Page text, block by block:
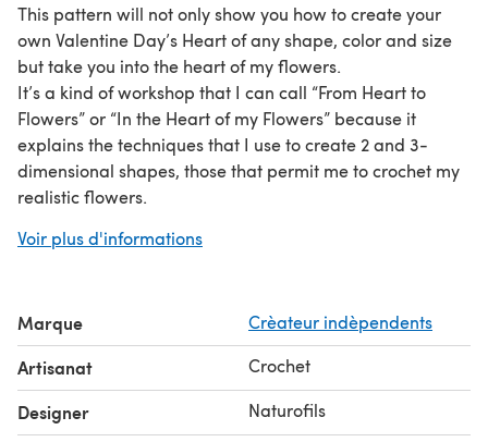
This pattern will not only show you how to create your
own Valentine Day’s Heart of any shape, color and size
but take you into the heart of my flowers.
It’s a kind of workshop that I can call “From Heart to
Flowers” or “In the Heart of my Flowers” because it
explains the techniques that I use to create 2 and 3-
dimensional shapes, those that permit me to crochet my
realistic flowers.
want (and it can keep it perfectly), how to embellish it
Any yarn or threads can be used.
Voir plus d'informations
Marque Crèateur indèpendents
Artisanat Crochet
Designer Naturofils